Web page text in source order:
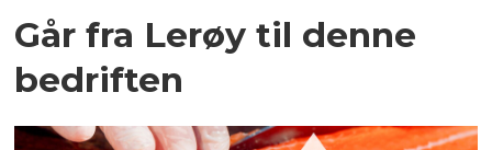
Går fra Lerøy til denne
bedriften